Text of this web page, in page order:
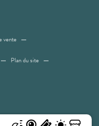
vente
Plan du site